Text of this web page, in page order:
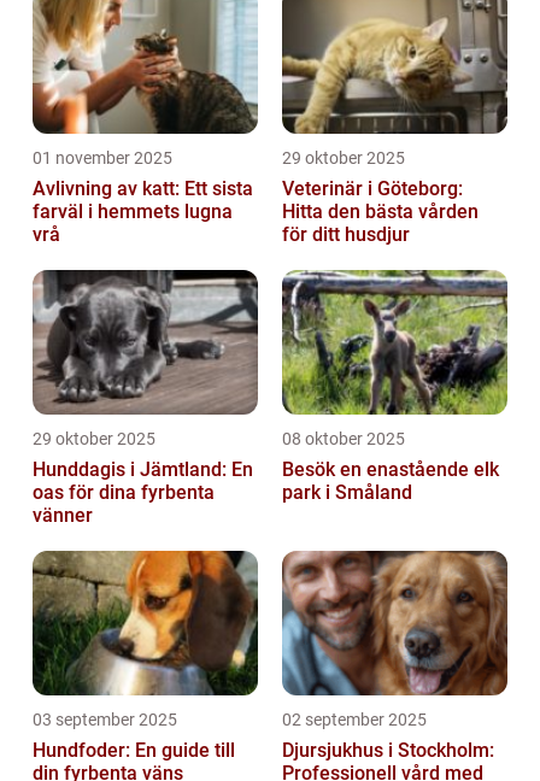
01 november 2025
Avlivning av katt: Ett sista
farväl i hemmets lugna
vrå
29 oktober 2025
Veterinär i Göteborg:
Hitta den bästa vården
för ditt husdjur
29 oktober 2025
Hunddagis i Jämtland: En
oas för dina fyrbenta
vänner
08 oktober 2025
Besök en enastående elk
park i Småland
03 september 2025
Hundfoder: En guide till
din fyrbenta väns
02 september 2025
Djursjukhus i Stockholm:
Professionell vård med